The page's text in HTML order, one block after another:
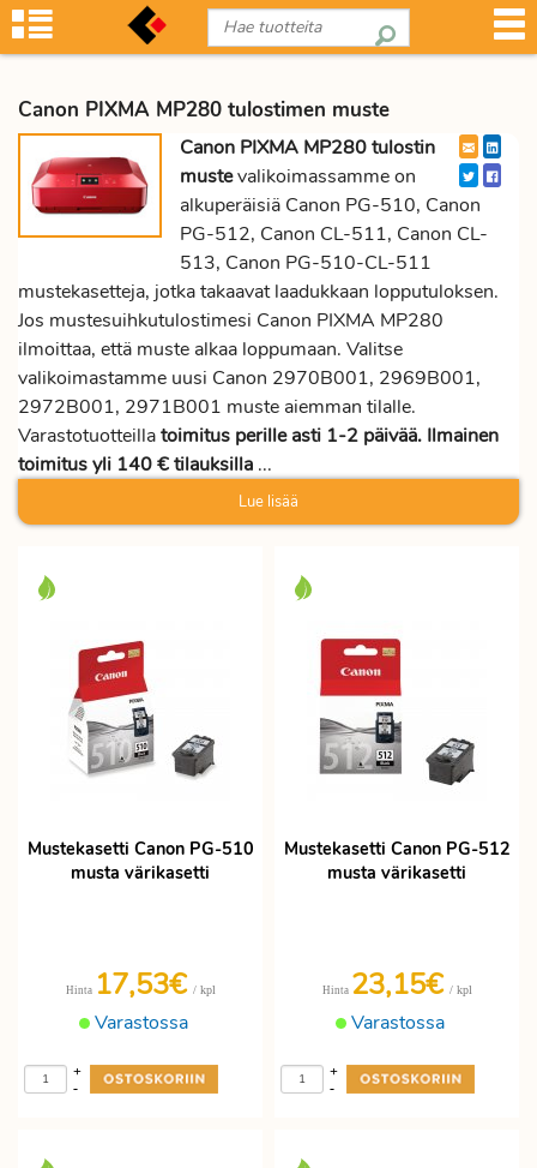
Canon PIXMA MP280 tulostimen muste
Canon PIXMA MP280 tulostin
mustevalikoimassamme on
alkuperäisiä Canon PG-510, Canon
PG-512, Canon CL-511, Canon CL-
513, Canon PG-510-CL-511
mustekasetteja, jotka takaavat laadukkaan lopputuloksen.
Jos mustesuihkutulostimesi Canon PIXMA MP280
ilmoittaa, että muste alkaa loppumaan. Valitse
valikoimastamme uusi Canon 2970B001, 2969B001,
2972B001, 2971B001 muste aiemman tilalle.
Varastotuotteillatoimitus perille asti 1-2 päivää. Ilmainen
toimitus yli 140 € tilauksilla ...
Lue lisää
Mustekasetti Canon PG-510
musta värikasetti
Varastossa
Hinta 17,53€ / kpl
-
+
Mustekasetti Canon PG-512
musta värikasetti
Varastossa
Hinta 23,15€ / kpl
-
+